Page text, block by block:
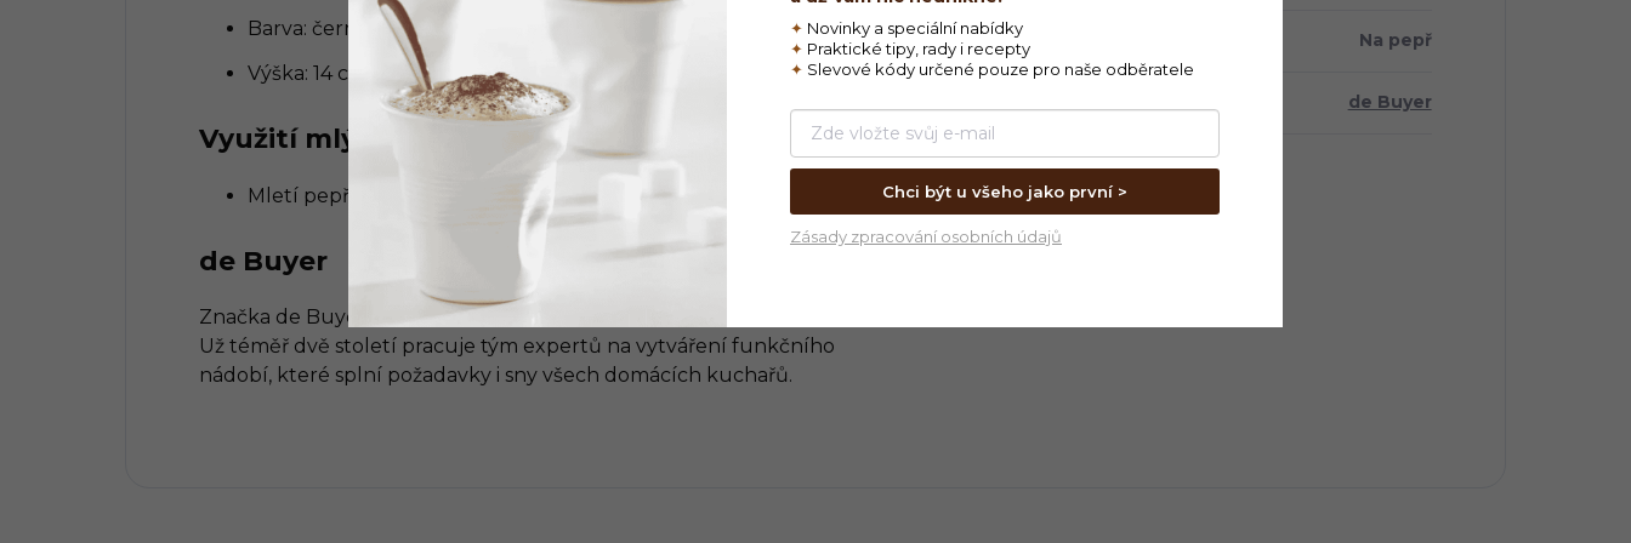
Barva: černá
Výška: 14 cm
Využití mlýnku
Mletí pepře.
de Buyer
Značka de Buyer své know-how staví na zkušenostech a inovacích.
Už téměř dvě století pracuje tým expertů na vytváření funkčního
nádobí, které splní požadavky i sny všech domácích kuchařů.
Na co Na pepř
de Buyer
✦ Novinky a speciální nabídky
✦ Praktické tipy, rady i recepty
✦ Slevové kódy určené pouze pro naše odběratele
Chci být u všeho jako první >
Zásady zpracování osobních údajů